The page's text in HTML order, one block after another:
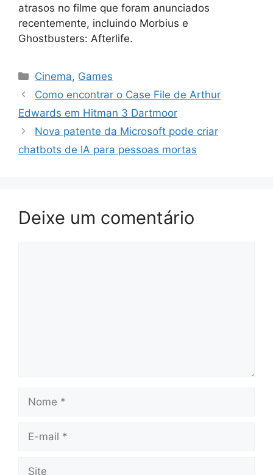
atrasos no filme que foram anunciados
recentemente, incluindo Morbius e
Ghostbusters: Afterlife.
Categorias
Cinema, Games
Como encontrar o Case File de Arthur
Edwards em Hitman 3 Dartmoor
Nova patente da Microsoft pode criar
chatbots de IA para pessoas mortas
Deixe um comentário
Nome
Site